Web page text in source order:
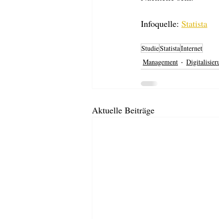
Infoquelle: Statista
StudieStatistaInternet
Management
Aktuelle Beiträge